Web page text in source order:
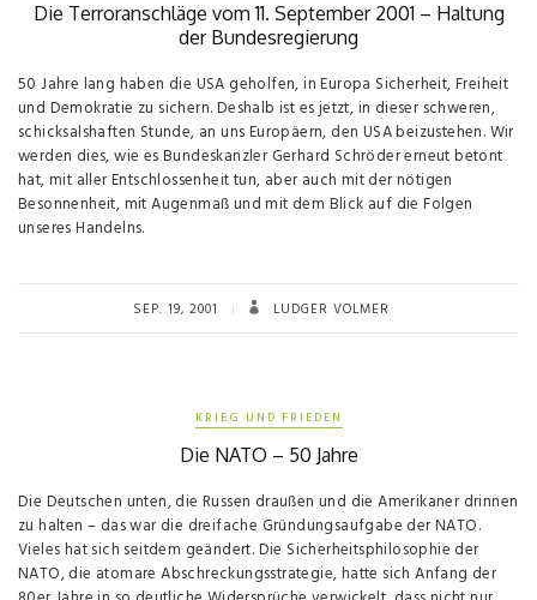
Die Terroranschläge vom 11. September 2001 – Haltung
der Bundesregierung
50 Jahre lang haben die USA geholfen, in Europa Sicherheit, Freiheit
und Demokratie zu sichern. Deshalb ist es jetzt, in dieser schweren,
schicksalshaften Stunde, an uns Europäern, den USA beizustehen. Wir
werden dies, wie es Bundeskanzler Gerhard Schröder erneut betont
hat, mit aller Entschlossenheit tun, aber auch mit der nötigen
Besonnenheit, mit Augenmaß und mit dem Blick auf die Folgen
unseres Handelns.
SEP. 19, 2001 LUDGER VOLMER
KRIEG UND FRIEDEN
Die NATO – 50 Jahre
Die Deutschen unten, die Russen draußen und die Amerikaner drinnen
zu halten – das war die dreifache Gründungsaufgabe der NATO.
Vieles hat sich seitdem geändert. Die Sicherheitsphilosophie der
NATO, die atomare Abschreckungsstrategie, hatte sich Anfang der